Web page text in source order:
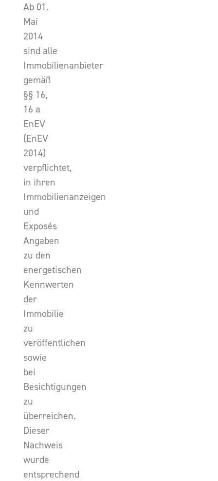
Ab 01.
Mai
2014
sind alle
Immobilienanbieter
gemäß
§§ 16,
16 a
EnEV
(EnEV
2014)
verpflichtet,
in ihren
Immobilienanzeigen
und
Exposés
Angaben
zu den
energetischen
Kennwerten
der
Immobilie
zu
veröffentlichen
sowie
bei
Besichtigungen
zu
überreichen.
Dieser
Nachweis
wurde
entsprechend